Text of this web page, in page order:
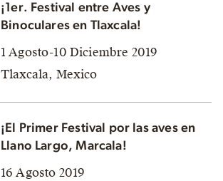
¡1er. Festival entre Aves y
Binoculares en Tlaxcala!
1 Agosto-10 Diciembre 2019
Tlaxcala, Mexico
¡El Primer Festival por las aves en
Llano Largo, Marcala!
16 Agosto 2019